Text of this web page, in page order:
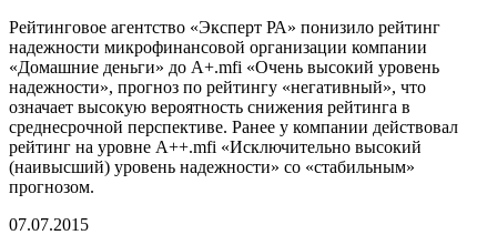
Рейтинговое агентство «Эксперт РА» понизило рейтинг
надежности микрофинансовой организации компании
«Домашние деньги» до А+.mfi «Очень высокий уровень
надежности», прогноз по рейтингу «негативный», что
означает высокую вероятность снижения рейтинга в
среднесрочной перспективе. Ранее у компании действовал
рейтинг на уровне А++.mfi «Исключительно высокий
(наивысший) уровень надежности» со «стабильным»
прогнозом.
07.07.2015